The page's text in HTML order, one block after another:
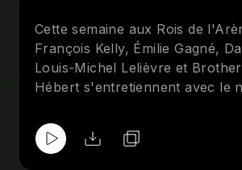
Cette semaine aux Rois de
François Kelly, Émilie Gagné,
Louis-Michel Lelièvre et
Hébert s'entretiennent avec le
NSPW, le "champian du
Estrada. Aussi au menu :